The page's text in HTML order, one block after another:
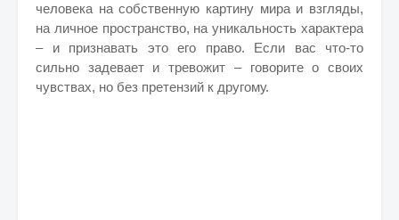
человека на собственную картину мира и взгляды,
на личное пространство, на уникальность характера
– и признавать это его право. Если вас что-то
сильно задевает и тревожит – говорите о своих
чувствах, но без претензий к другому.